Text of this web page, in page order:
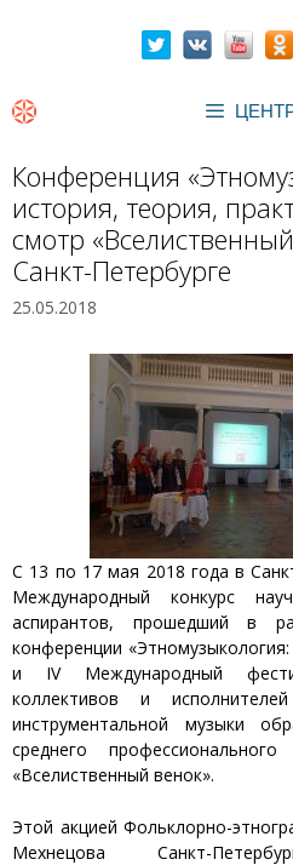
Конференция
история, теория,
смотр
Санкт-Петербурге
25.05.2018
С 13 по 17 мая 2018 года в
Международный конкурс
аспирантов, прошедший в
конференции
и IV Международный
коллективов и
инструментальной музыки
среднего
«Вселиственный венок».
Этой акцией Фольклорно-
Мехнецова Санкт-